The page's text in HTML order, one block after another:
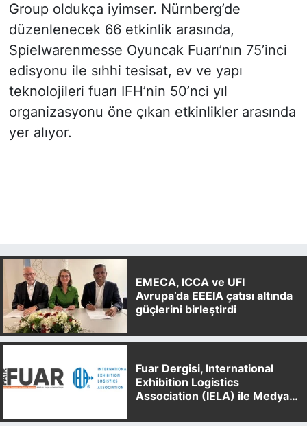
Group oldukça iyimser. Nürnberg’de
düzenlenecek 66 etkinlik arasında,
Spielwarenmesse Oyuncak Fuarı’nın 75’inci
edisyonu ile sıhhi tesisat, ev ve yapı
teknolojileri fuarı IFH’nin 50’nci yıl
organizasyonu öne çıkan etkinlikler arasında
yer alıyor.
EMECA, ICCA ve UFI
Avrupa’da EEEIA çatısı altında
güçlerini birleştirdi
Fuar Dergisi, International
Exhibition Logistics
Association (IELA) ile Medya